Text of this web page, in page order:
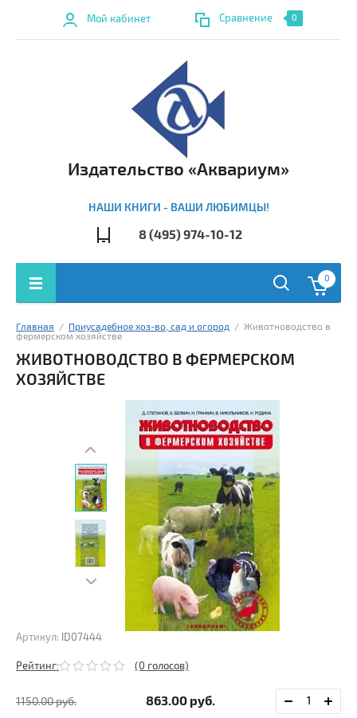
Мой кабинет Сравнение 0
Издательство «Аквариум»
НАШИ КНИГИ - ВАШИ ЛЮБИМЦЫ!
8 (495) 974-10-12
0
Главная
  /
Приусадебное хоз-во, сад и огород
  /  Животноводство в
фермерском хозяйстве
ЖИВОТНОВОДСТВО В ФЕРМЕРСКОМ
ХОЗЯЙСТВЕ
Артикул: ID07444
Рейтинг: (0 голосов)
1150.00руб. 863.00руб.